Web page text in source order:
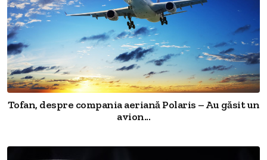
Tofan, despre compania aeriană Polaris – Au găsit un
avion...